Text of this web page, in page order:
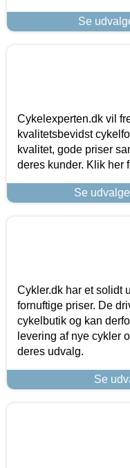
Se
Cykelexperten.dk vil
kvalitetsbevidst
kvalitet, gode priser
deres kunder. Klik her
Se
Cykler.dk har et solidt
fornuftige priser. De
cykelbutik og kan
levering af nye cykler
deres udvalg.
Se